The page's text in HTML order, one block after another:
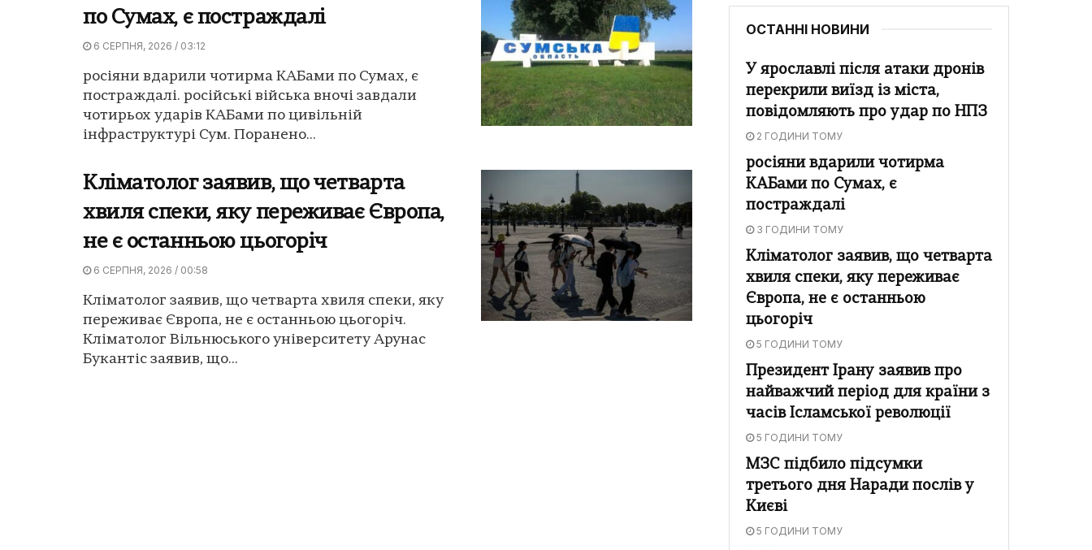
по Сумах, є постраждалі
6 СЕРПНЯ, 2026 / 03:12
росіяни вдарили чотирма КАБами по Сумах, є
постраждалі. російські війська вночі завдали
чотирьох ударів КАБами по цивільній
інфраструктурі Сум. Поранено...
Кліматолог заявив, що четварта
хвиля спеки, яку переживає Європа,
не є останньою цьогоріч
6 СЕРПНЯ, 2026 / 00:58
Кліматолог заявив, що четварта хвиля спеки, яку
переживає Європа, не є останньою цьогоріч.
Кліматолог Вільнюського університету Арунас
Букантіс заявив, що...
ОСТАННІ НОВИНИ
У ярославлі після атаки дронів
перекрили виїзд із міста,
повідомляють про удар по НПЗ
2 ГОДИНИ ТОМУ
росіяни вдарили чотирма
КАБами по Сумах, є
постраждалі
3 ГОДИНИ ТОМУ
Кліматолог заявив, що четварта
хвиля спеки, яку переживає
Європа, не є останньою
цьогоріч
5 ГОДИНИ ТОМУ
Президент Ірану заявив про
найважчий період для країни з
часів Ісламської революції
5 ГОДИНИ ТОМУ
МЗС підбило підсумки
третього дня Наради послів у
Києві
5 ГОДИНИ ТОМУ